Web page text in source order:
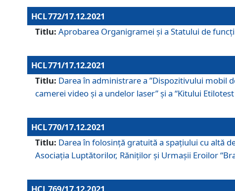
HCL 772/17.12.2021
Titlu: Aprobarea Organigramei şi a Statului de
HCL 771/17.12.2021
Titlu: Darea în administrare a ”Dispozitivului mobil
camerei video și a undelor laser” și a “Kitului
HCL 770/17.12.2021
Titlu: Darea în folosinţă gratuită a spaţiului cu altă
Asociaţia Luptătorilor, Răniţilor şi Urmaşii Eroilor